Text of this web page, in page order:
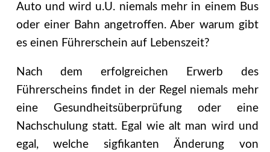
Auto und wird u.U. niemals mehr in einem Bus
oder einer Bahn angetroffen. Aber warum gibt
es einen Führerschein auf Lebenszeit?
Nach dem erfolgreichen Erwerb des
Führerscheins findet in der Regel niemals mehr
eine Gesundheitsüberprüfung oder eine
Nachschulung statt. Egal wie alt man wird und
egal, welche sigfikanten Änderung von